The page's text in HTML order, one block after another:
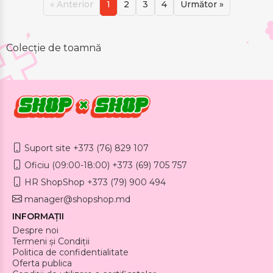
« Anterior 1 2 3 4 Următor »
Colecție de toamnă
Suport site +373 (76) 829 107
Oficiu (09:00-18:00) +373 (69) 705 757
HR ShopShop +373 (79) 900 494
manager@shopshop.md
INFORMAȚII
Despre noi
Termeni și Condiții
Politica de confidentialitate
Oferta publica